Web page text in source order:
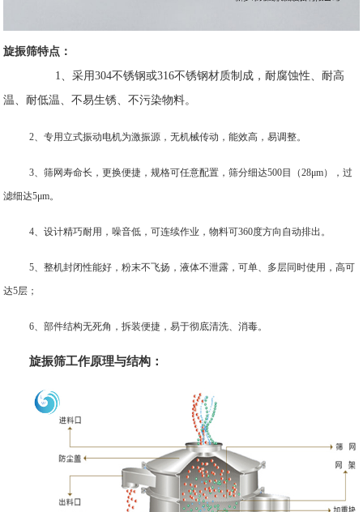
旋振筛特点：
1、采用304不锈钢或316不锈钢材质制成，耐腐蚀性、耐高
温、耐低温、不易生锈、不污染物料。
2、专用立式振动电机为激振源，无机械传动，能效高，易调整。
3、筛网寿命长，更换便捷，规格可任意配置，筛分细达500目（28μm），过
滤细达5μm。
4、设计精巧耐用，噪音低，可连续作业，物料可360度方向自动排出。
5、整机封闭性能好，粉末不飞扬，液体不泄露，可单、多层同时使用，高可
达5层；
6、部件结构无死角，拆装便捷，易于彻底清洗、消毒。
旋振筛工作原理与结构：